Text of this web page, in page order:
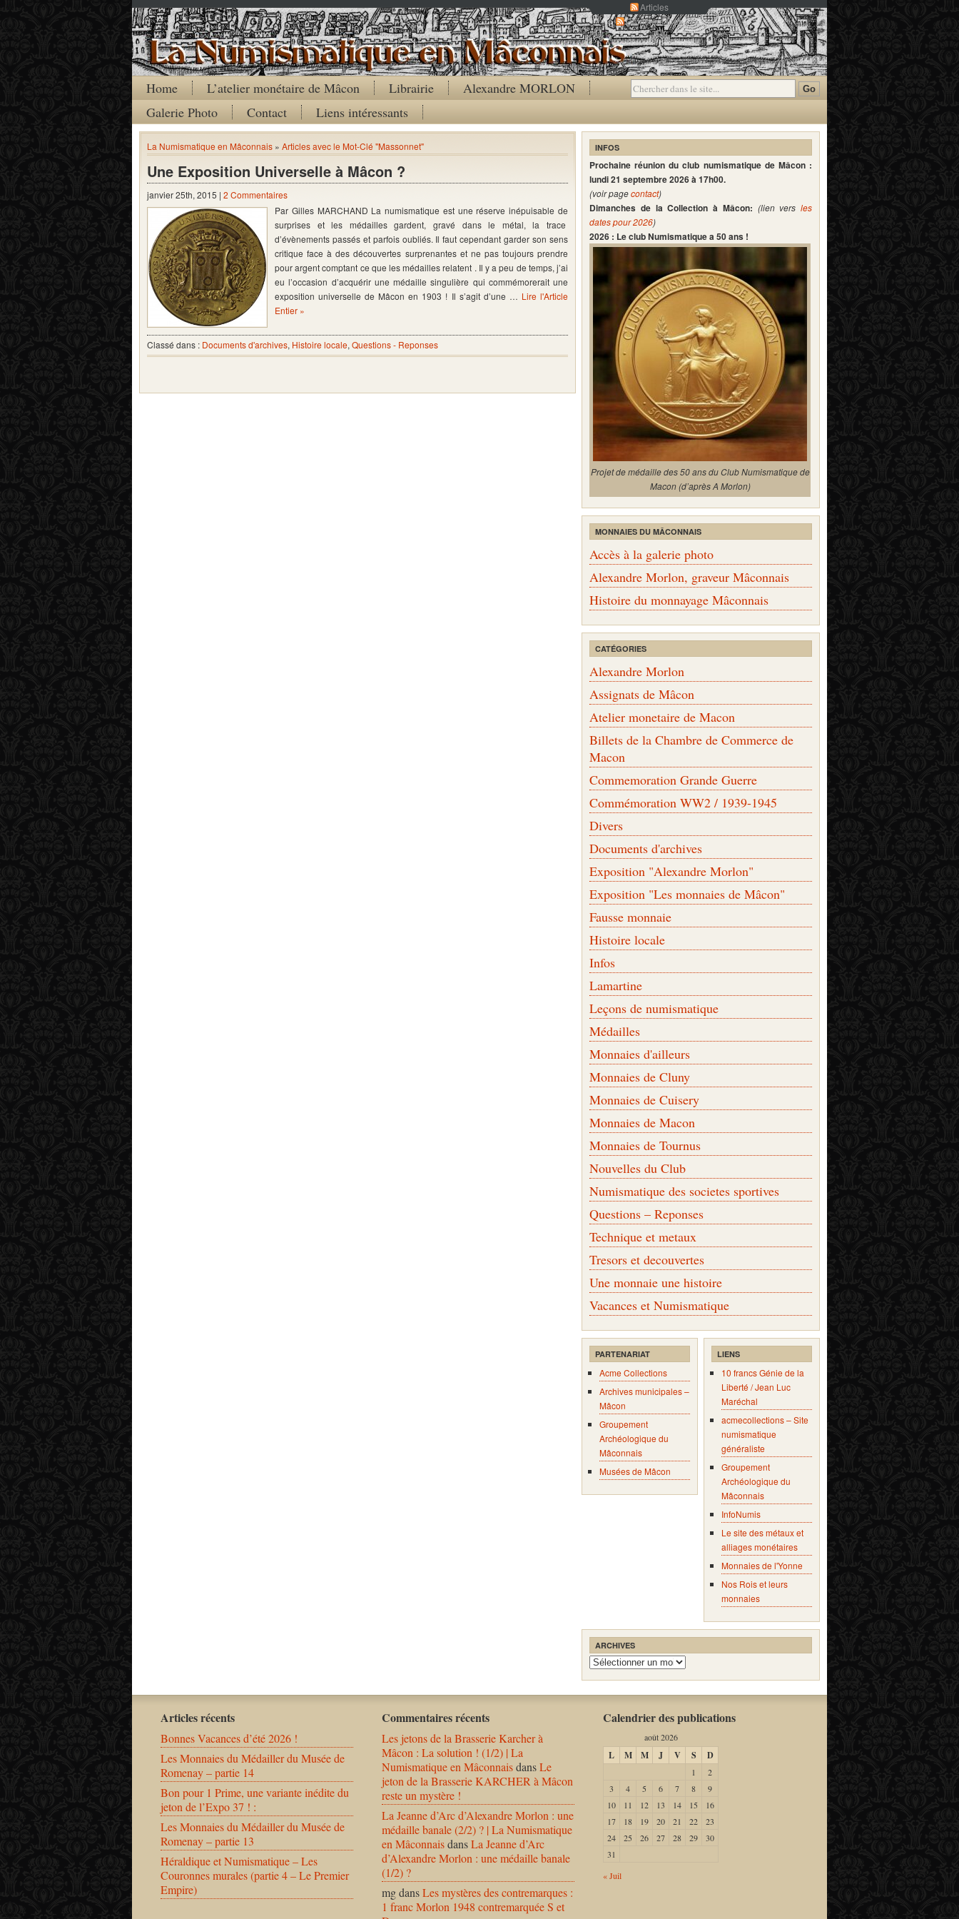
Articles
Commentaires
Home L’atelier monétaire de Mâcon Librairie
Alexandre MORLON
Galerie Photo
Contact Liens intéressants
La Numismatique en Mâconnais » Articles avec le Mot-Clé "Massonnet"
Une Exposition Universelle à Mâcon ?
janvier 25th, 2015 | 2 Commentaires
Par Gilles MARCHAND La numismatique est une réserve inépuisable de
surprises et les médailles gardent, gravé dans le métal, la trace
d’évènements passés et parfois oubliés. Il faut cependant garder son sens
critique face à des découvertes surprenantes et ne pas toujours prendre
pour argent comptant ce que les médailles relatent . Il y a peu de temps, j’ai
eu l’occasion d’acquérir une médaille singulière qui commémorerait une
exposition universelle de Mâcon en 1903 ! Il s’agit d’une … Lire l'Article
Entier »
Classé dans : Documents d'archives, Histoire locale, Questions - Reponses
INFOS
Prochaine réunion du club numismatique de Mâcon :
lundi 21 septembre 2026 à 17h00.
(voir pagecontact)
Dimanches de la Collection à Mâcon: (lien vers les
dates pour 2026)
2026 : Le club Numismatique a 50 ans !
Projet de médaille des 50 ans du Club Numismatique de
Macon (d’après A Morlon)
MONNAIES DU MÂCONNAIS
Accès à la galerie photo
Alexandre Morlon, graveur Mâconnais
Histoire du monnayage Mâconnais
CATÉGORIES
Alexandre Morlon
Assignats de Mâcon
Atelier monetaire de Macon
Billets de la Chambre de Commerce de
Macon
Commemoration Grande Guerre
Commémoration WW2 / 1939-1945
Divers
Documents d'archives
Exposition "Alexandre Morlon"
Exposition "Les monnaies de Mâcon"
Fausse monnaie
Histoire locale
Infos
Lamartine
Leçons de numismatique
Médailles
Monnaies d'ailleurs
Monnaies de Cluny
Monnaies de Cuisery
Monnaies de Macon
Monnaies de Tournus
Nouvelles du Club
Numismatique des societes sportives
Questions – Reponses
Technique et metaux
Tresors et decouvertes
Une monnaie une histoire
Vacances et Numismatique
PARTENARIAT
Acme Collections
Archives municipales –
Mâcon
Groupement
Archéologique du
Mâconnais
Musées de Mâcon
LIENS
10 francs Génie de la
Liberté / Jean Luc
Maréchal
acmecollections – Site
numismatique
généraliste
Groupement
Archéologique du
Mâconnais
InfoNumis
Le site des métaux et
alliages monétaires
Monnaies de l'Yonne
Nos Rois et leurs
monnaies
ARCHIVES
Archives
Articles récents
Bonnes Vacances d’été 2026 !
Les Monnaies du Médailler du Musée de
Romenay – partie 14
Bon pour 1 Prime, une variante inédite du
jeton de l’Expo 37 ! :
Les Monnaies du Médailler du Musée de
Romenay – partie 13
Héraldique et Numismatique – Les
Couronnes murales (partie 4 – Le Premier
Empire)
Commentaires récents
Les jetons de la Brasserie Karcher à
Mâcon : La solution ! (1/2) | La
Numismatique en MâconnaisdansLe
jeton de la Brasserie KARCHER à Mâcon
reste un mystère !
La Jeanne d’Arc d’Alexandre Morlon : une
médaille banale (2/2) ? | La Numismatique
en MâconnaisdansLa Jeanne d’Arc
d’Alexandre Morlon : une médaille banale
(1/2) ?
mgdansLes mystères des contremarques :
1 franc Morlon 1948 contremarquée S et
Calendrier des publications
août 2026
L M M J V S D
1
2
3
4 5 6 7 8
9
10
11 12 13 14 15
16
17
18 19 20 21 22
23
24
25 26 27 28 29
30
31
« Juil